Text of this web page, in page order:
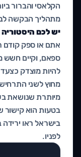
מתהליך הבקשה
יש לכם
אתם או ספק קודם
ספאם, וקיים חשש
להיות מוצדק
מיותרת שנושאת
בטעות הוא קישור
לפניו.